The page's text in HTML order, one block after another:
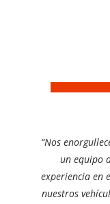
“Nos
un equipo
experiencia en
nuestros